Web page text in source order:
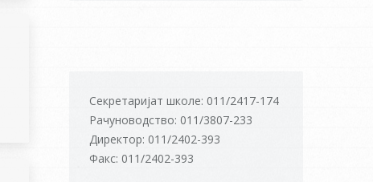
Секретаријат школе: 011/2417-174
Рачуноводство: 011/3807-233
Директор: 011/2402-393
Факс: 011/2402-393